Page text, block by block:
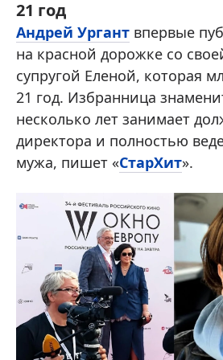
21 год
Андрей Ургант впервые
на красной дорожке со
супругой Еленой, которая
21 год. Избранница
несколько лет занимает
директора и полностью
мужа, пишет «СтарХит».